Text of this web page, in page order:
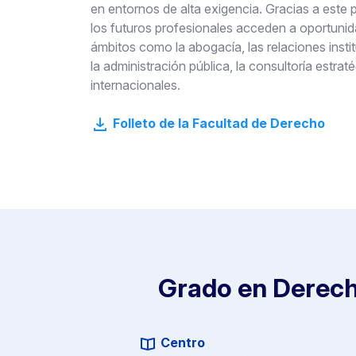
en entornos de alta exigencia. Gracias a este
los futuros profesionales acceden a
ámbitos como la abogacía, las relaciones
la administración pública, la consultoría
internacionales.
Folleto de la Facultad de Derecho
Grado en
Centro